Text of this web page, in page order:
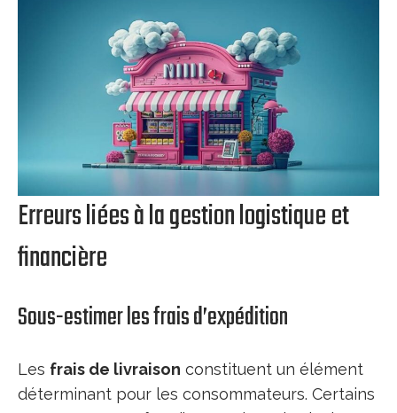
Erreurs liées à la gestion logistique et
financière
Sous-estimer les frais d’expédition
Les frais de livraison constituent un élément
déterminant pour les consommateurs. Certains